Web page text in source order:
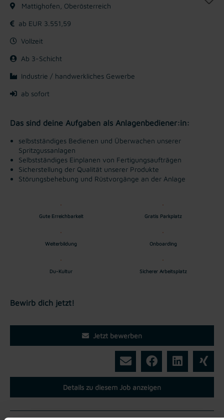
Mattighofen, Oberösterreich
ab EUR 3.551,59
Vollzeit
Ab 3-Schicht
Industrie / handwerkliches Gewerbe
ab sofort
Das sind deine Aufgaben als Anlagenbediener:in:
selbstständiges Bedienen und Überwachen unserer
Spritzgussanlagen
Selbstständiges Einplanen von Fertigungsaufträgen
Sicherstellung der Qualität unserer Produkte
Störungsbehebung und Rüstvorgänge an der Anlage
Gute Erreichbarkeit Gratis Parkplatz
Weiterbildung Onboarding
Du-Kultur Sicherer Arbeitsplatz
Bewirb dich jetzt!
Jetzt bewerben
Details zu diesem Job anzeigen